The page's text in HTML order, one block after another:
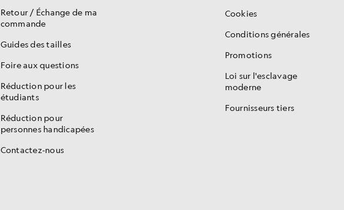
Retour / Échange de ma
commande
Guides des tailles
Foire aux questions
Réduction pour les
étudiants
Réduction pour
personnes handicapées
Contactez-nous
Cookies
Conditions générales
Promotions
Loi sur l'esclavage
moderne
Fournisseurs tiers